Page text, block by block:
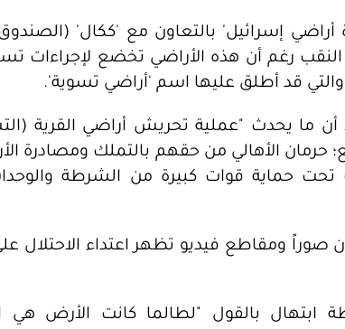
أراضي إسرائيل' بالتعاون مع 'ككال'
رغم أن هذه الأراضي تخضع لإجراءات
قد أطلق عليها اسم 'أراضي تسوية'.
أن ما يحدث "عملية تحريش أراضي القرية
حرمان الأهالي من حقهم بالتملك ومصادرة
تحت حماية قوات كبيرة من الشرطة
صوراً ومقاطع فيديو تظهر اعتداء الاحتلال
ابتهال بالقول "لطالما كانت الأرض